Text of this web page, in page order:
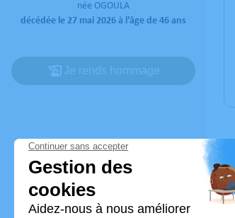
née OGOULA
décédée le 27 mai 2026 à l'âge de 46 ans
Je rends hommage